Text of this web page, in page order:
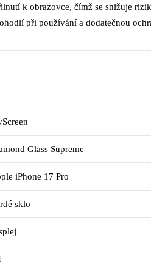
k obrazovce, čímž se snižuje
při používání a dodatečnou
Glass Supreme
iPhone 17 Pro
sklo